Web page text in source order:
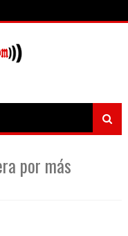
por más